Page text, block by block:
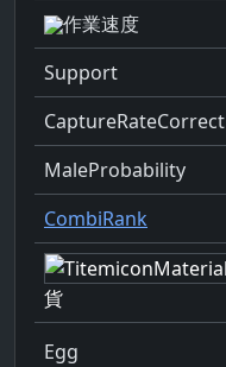
作業速度
Support
CaptureRateCorrect
MaleProbability
CombiRank
貨
Egg